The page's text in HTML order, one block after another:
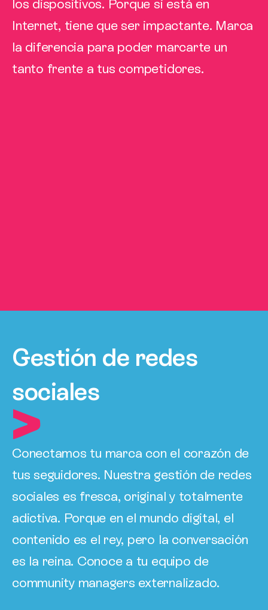
los dispositivos. Porque si está en
Internet, tiene que ser impactante. Marca
la diferencia para poder marcarte un
tanto frente a tus competidores.
Gestión de redes
sociales
Conectamos tu marca con el corazón de
tus seguidores. Nuestra gestión de redes
sociales es fresca, original y totalmente
adictiva. Porque en el mundo digital, el
contenido es el rey, pero la conversación
es la reina. Conoce a tu equipo de
community managers externalizado.